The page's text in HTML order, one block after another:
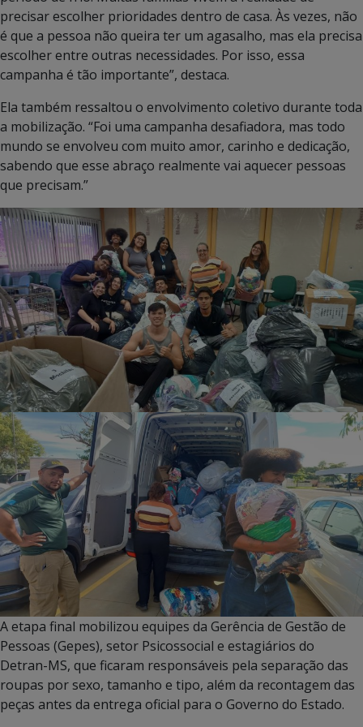
precisar escolher prioridades dentro de casa. Às vezes, não
é que a pessoa não queira ter um agasalho, mas ela precisa
escolher entre outras necessidades. Por isso, essa
campanha é tão importante”, destaca.
Ela também ressaltou o envolvimento coletivo durante toda
a mobilização. “Foi uma campanha desafiadora, mas todo
mundo se envolveu com muito amor, carinho e dedicação,
sabendo que esse abraço realmente vai aquecer pessoas
que precisam.”
A etapa final mobilizou equipes da Gerência de Gestão de
Pessoas (Gepes), setor Psicossocial e estagiários do
Detran-MS, que ficaram responsáveis pela separação das
roupas por sexo, tamanho e tipo, além da recontagem das
peças antes da entrega oficial para o Governo do Estado.